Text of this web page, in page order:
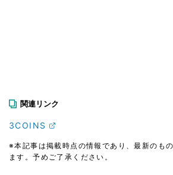
関連リンク
3COINS
※本記事は掲載時点の情報であり、最新のも
ます。予めご了承ください。